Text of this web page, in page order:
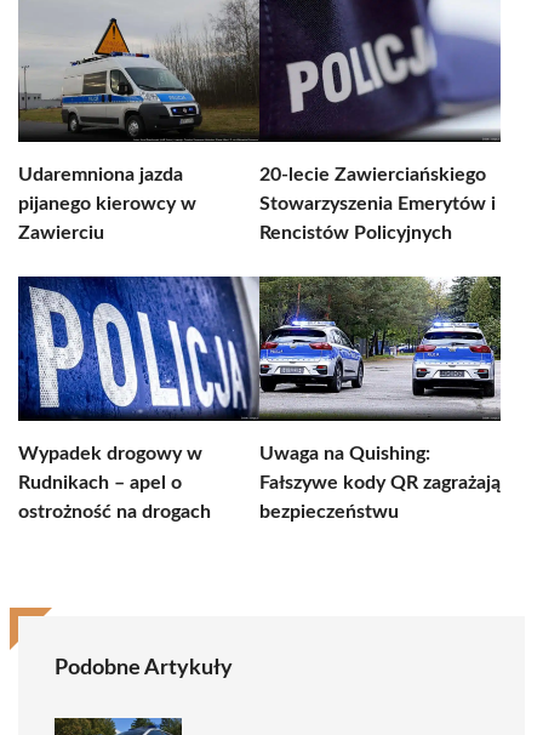
Udaremniona jazda
pijanego kierowcy w
Zawierciu
20-lecie Zawierciańskiego
Stowarzyszenia Emerytów i
Rencistów Policyjnych
Wypadek drogowy w
Rudnikach – apel o
ostrożność na drogach
Uwaga na Quishing:
Fałszywe kody QR zagrażają
bezpieczeństwu
Podobne Artykuły